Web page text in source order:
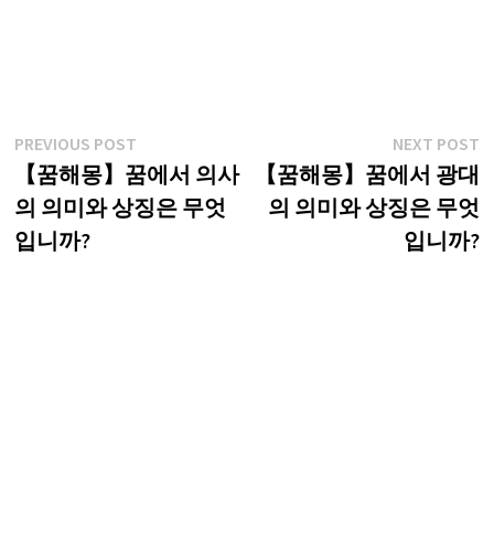
글
탐
색
PREVIOUS POSTPrevious
post:
【꿈해몽】꿈에서 의사
의 의미와 상징은 무엇
입니까?
NEXT POST
【꿈해몽】꿈에서 광대
의 의미와 상징은 무엇
입니까?